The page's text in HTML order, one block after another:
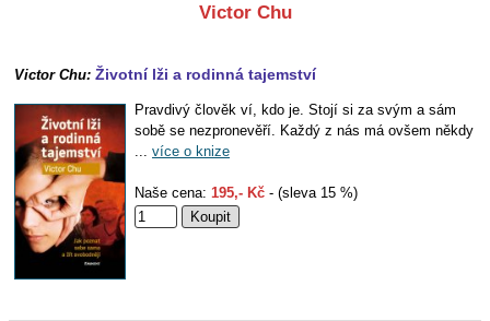
Victor Chu
Victor Chu: Životní lži a rodinná tajemství
Pravdivý člověk ví, kdo je. Stojí si za svým a sám
sobě se nezpronevěří. Každý z nás má ovšem někdy
... více o knize
Naše cena: 195,- Kč - (sleva 15 %)